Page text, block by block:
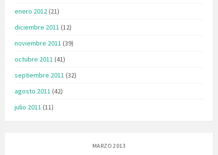
enero 2012(21)
diciembre 2011 (12)
noviembre 2011 (39)
octubre 2011 (41)
septiembre 2011 (32)
agosto 2011 (42)
julio 2011 (11)
MARZO 2013